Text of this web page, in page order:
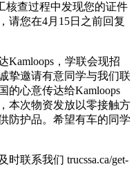
核查过程中发现您的证件
请您在4月15日之前回复
Kamloops，学联会现招
挚邀请有意同学与我们联
的心意传达给Kamloops
本次物资发放以零接触方
防护品。希望有车的同学
联系我们 trucssa.ca/get-